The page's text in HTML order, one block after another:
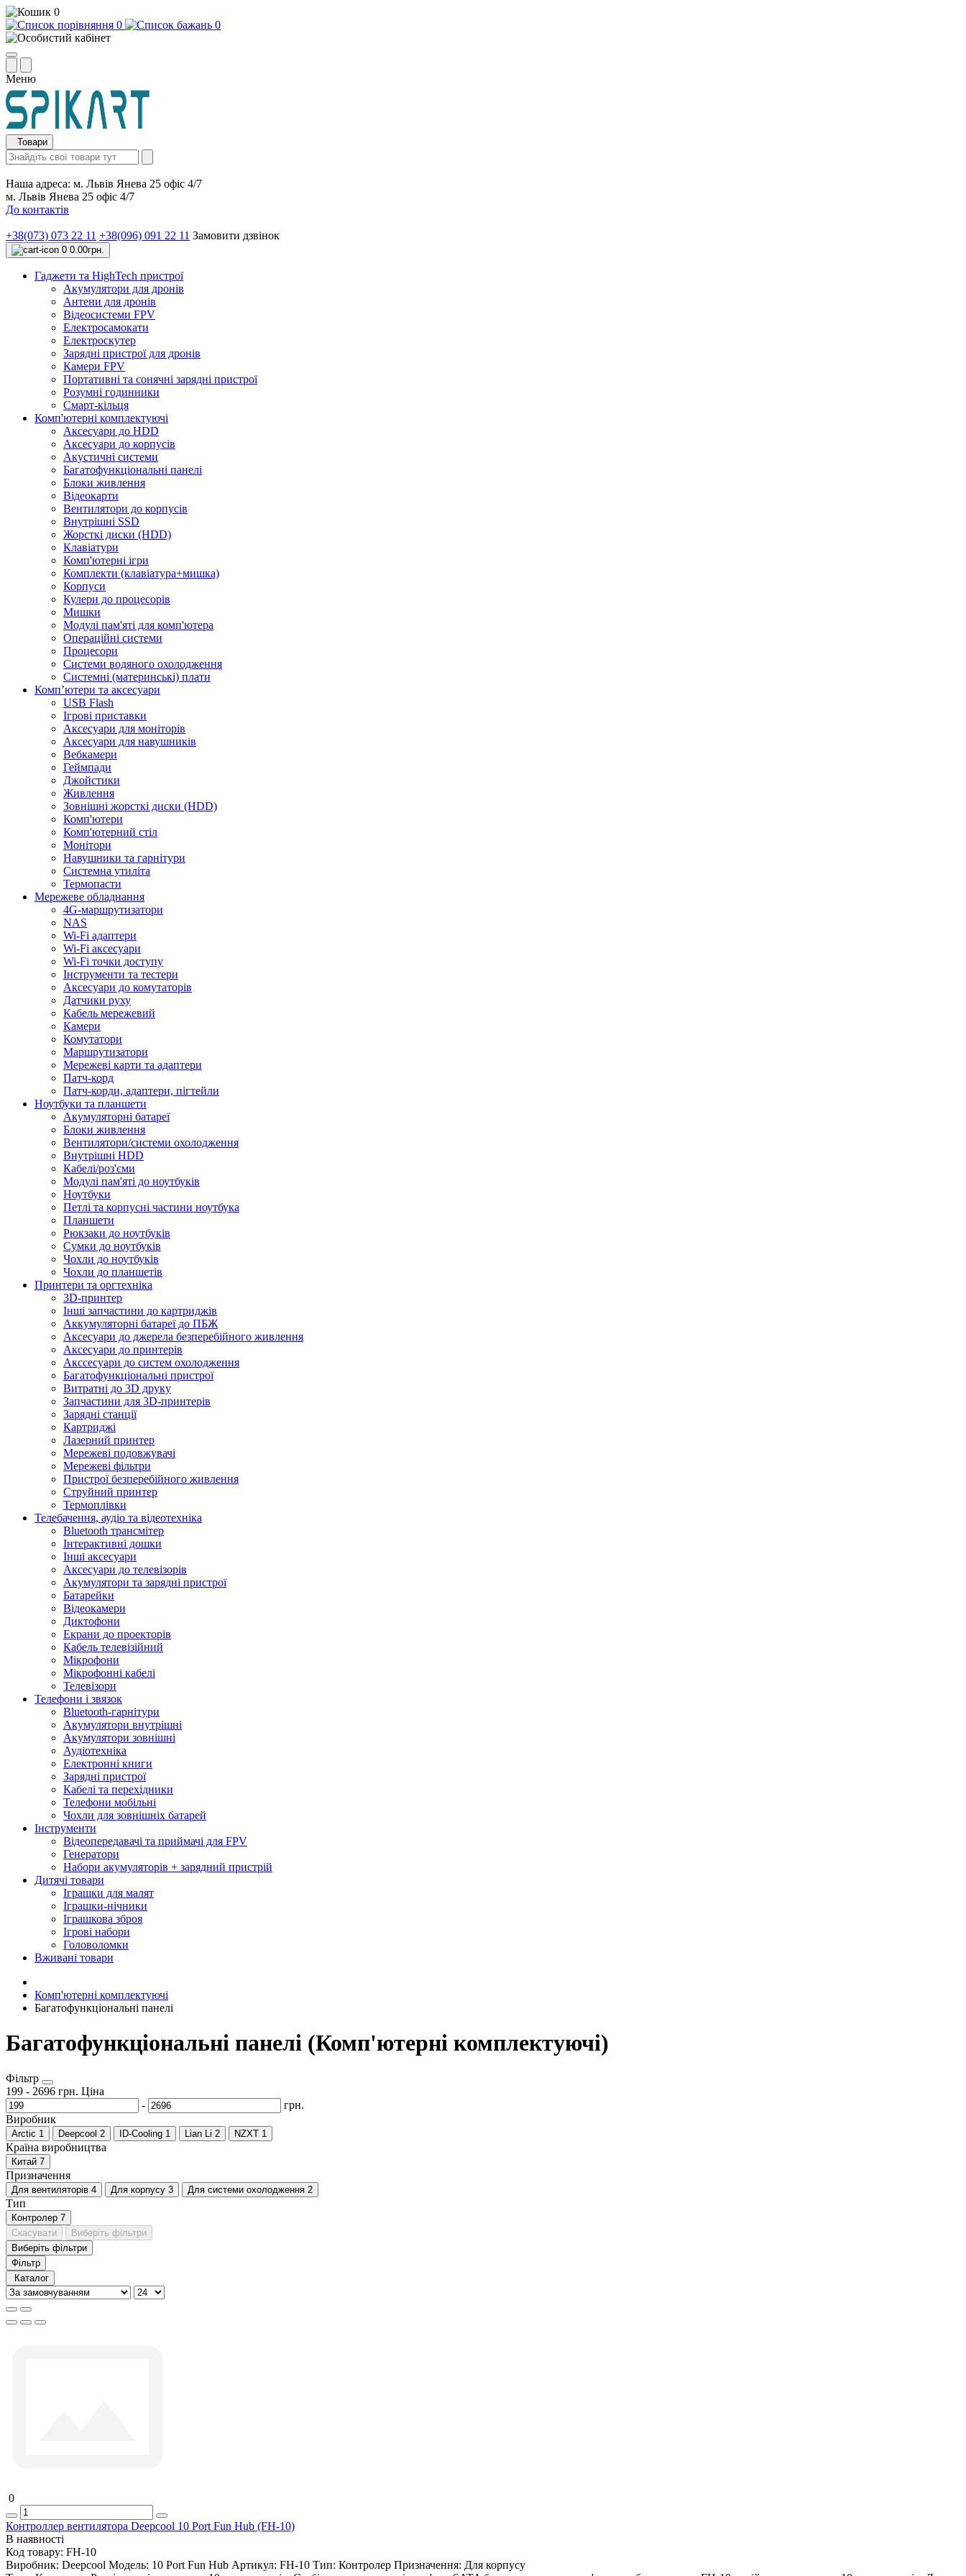
0
0
0
Меню
Товари
Наша адреса: м. Львів Янева 25 офіс 4/7
м. Львів Янева 25 офіс 4/7
До контактів
+38(073) 073 22 11 +38(096) 091 22 11 Замовити дзвінок
0 0.00грн.
Гаджети та HighTech пристрої
Акумулятори для дронів
Антени для дронів
Відеосистеми FPV
Електросамокати
Електроскутер
Зарядні пристрої для дронів
Камери FPV
Портативні та сонячні зарядні пристрої
Розумні годинники
Смарт-кільця
Комп'ютерні комплектуючі
Аксесуари до HDD
Аксесуари до корпусів
Акустичні системи
Багатофункціональні панелі
Блоки живлення
Відеокарти
Вентилятори до корпусів
Внутрішні SSD
Жорсткі диски (HDD)
Клавіатури
Комп'ютерні ігри
Комплекти (клавіатура+мишка)
Корпуси
Кулери до процесорів
Мишки
Модулі пам'яті для комп'ютера
Операційні системи
Процесори
Системи водяного охолодження
Системні (материнські) плати
Компʼютери та аксесуари
USB Flash
Ігрові приставки
Аксесуари для моніторів
Аксесуари для навушників
Вебкамери
Геймпади
Джойстики
Живлення
Зовнішні жорсткі диски (HDD)
Комп'ютери
Комп'ютерний стіл
Монітори
Навушники та гарнітури
Системна утиліта
Термопасти
Мережеве обладнання
4G-маршрутизатори
NAS
Wi-Fi адаптери
Wi-Fi аксесуари
Wi-Fi точки доступу
Інструменти та тестери
Аксесуари до комутаторів
Датчики руху
Кабель мережевий
Камери
Комутатори
Маршрутизатори
Мережеві карти та адаптери
Патч-корд
Патч-корди, адаптери, пігтейли
Ноутбуки та планшети
Акумуляторні батареї
Блоки живлення
Вентилятори/системи охолодження
Внутрішні HDD
Кабелі/роз'єми
Модулі пам'яті до ноутбуків
Ноутбуки
Петлі та корпусні частини ноутбука
Планшети
Рюкзаки до ноутбуків
Сумки до ноутбуків
Чохли до ноутбуків
Чохли до планшетів
Принтери та оргтехніка
3D-принтер
Інші запчастини до картриджів
Аккумуляторні батареї до ПБЖ
Аксесуари до джерела безперебійного живлення
Аксесуари до принтерів
Акссесуари до систем охолодження
Багатофункціональні пристрої
Витратні до 3D друку
Запчастини для 3D-принтерів
Зарядні станції
Картриджі
Лазерний принтер
Мережеві подовжувачі
Мережеві фільтри
Пристрої безперебійного живлення
Струйний принтер
Термоплівки
Телебачення, аудіо та відеотехніка
Bluetooth трансмітер
Інтерактивні дошки
Інші аксесуари
Аксесуари до телевізорів
Акумулятори та зарядні пристрої
Батарейки
Відеокамери
Диктофони
Екрани до проекторів
Кабель телевізійний
Мікрофони
Мікрофонні кабелі
Телевізори
Телефони і звязок
Bluetooth-гарнітури
Акумулятори внутрішні
Акумулятори зовнішні
Аудіотехніка
Електронні книги
Зарядні пристрої
Кабелі та перехідники
Телефони мобільні
Чохли для зовнішніх батарей
Інструменти
Відеопередавачі та приймачі для FPV
Генератори
Набори акумуляторів + зарядний пристрій
Дитячі товари
Іграшки для малят
Іграшки-нічники
Іграшкова зброя
Ігрові набори
Головоломки
Вживані товари
Комп'ютерні комплектуючі
Багатофункціональні панелі
Багатофункціональні панелі (Комп'ютерні комплектуючі)
Фільтр
199 - 2696 грн. Ціна
-
грн.
Виробник
Arctic 1 Deepcool 2 ID-Cooling 1 Lian Li 2 NZXT 1
Країна виробництва
Китай 7
Призначення
Для вентиляторів 4 Для корпусу 3 Для системи охолодження 2
Тип
Контролер 7
Скасувати
Виберіть фільтри
Виберіть фільтри
Фільтр
Каталог
0
Контроллер вентилятора Deepcool 10 Port Fun Hub (FH-10)
В наявності
Код товару: FH-10
Виробник: Deepcool Модель: 10 Port Fun Hub Артикул: FH-10 Тип: Контролер Призначення: Для корпусу